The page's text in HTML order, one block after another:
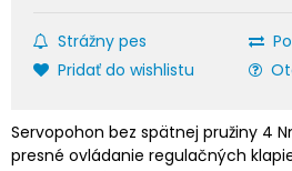
Strážny pes
Pridať do wishlistu
Servopohon bez spätnej pružiny 4
presné ovládanie regulačných